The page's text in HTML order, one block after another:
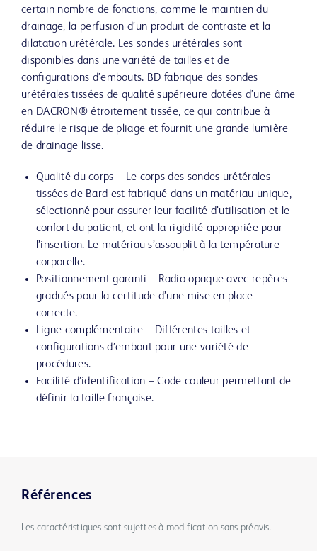
certain nombre de fonctions, comme le maintien du
drainage, la perfusion d’un produit de contraste et la
dilatation urétérale. Les sondes urétérales sont
disponibles dans une variété de tailles et de
configurations d’embouts. BD fabrique des sondes
urétérales tissées de qualité supérieure dotées d’une âme
en DACRON® étroitement tissée, ce qui contribue à
réduire le risque de pliage et fournit une grande lumière
de drainage lisse.
Qualité du corps – Le corps des sondes urétérales
tissées de Bard est fabriqué dans un matériau unique,
sélectionné pour assurer leur facilité d’utilisation et le
confort du patient, et ont la rigidité appropriée pour
l’insertion. Le matériau s’assouplit à la température
corporelle.
Positionnement garanti – Radio-opaque avec repères
gradués pour la certitude d’une mise en place
correcte.
Ligne complémentaire – Différentes tailles et
configurations d’embout pour une variété de
procédures.
Facilité d’identification – Code couleur permettant de
définir la taille française.
Références
Les caractéristiques sont sujettes à modification sans préavis.